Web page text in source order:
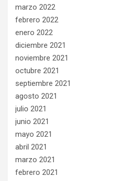
marzo 2022
febrero 2022
enero 2022
diciembre 2021
noviembre 2021
octubre 2021
septiembre 2021
agosto 2021
julio 2021
junio 2021
mayo 2021
abril 2021
marzo 2021
febrero 2021